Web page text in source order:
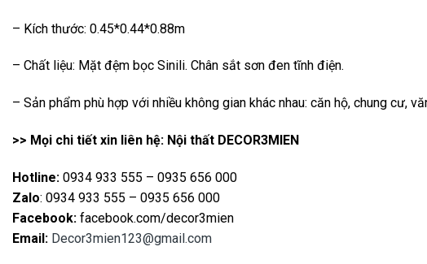
– Kích thước: 0.45*0.44*0.88m
– Chất liệu: Mặt đệm bọc Sinili. Chân sắt sơn đen tĩnh điện.
– Sản phẩm phù hợp với nhiều không gian khác nhau: căn hộ, chung cư,
>> Mọi chi tiết xin liên hệ: Nội thất DECOR3MIEN
Hotline: 0934 933 555 – 0935 656 000
Zalo: 0934 933 555 – 0935 656 000
Facebook: facebook.com/decor3mien
Email: Decor3mien123@gmail.com